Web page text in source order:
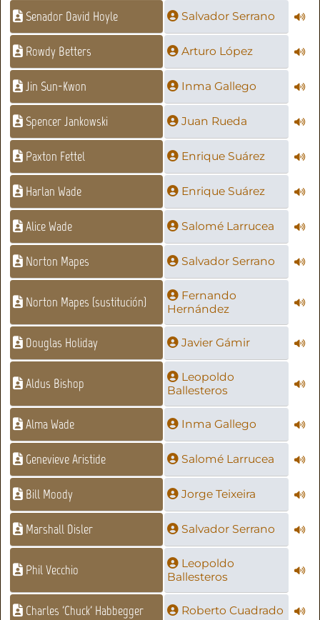
Senador David Hoyle Salvador Serrano
Rowdy Betters Arturo López
Jin Sun-Kwon Inma Gallego
Spencer Jankowski Juan Rueda
Paxton Fettel Enrique Suárez
Harlan Wade Enrique Suárez
Alice Wade Salomé Larrucea
Norton Mapes Salvador Serrano
Norton Mapes (sustitución)
Fernando
Hernández
Douglas Holiday Javier Gámir
Aldus Bishop
Leopoldo
Ballesteros
Alma Wade Inma Gallego
Genevieve Aristide Salomé Larrucea
Bill Moody Jorge Teixeira
Marshall Disler Salvador Serrano
Phil Vecchio
Leopoldo
Ballesteros
Charles 'Chuck' Habbegger Roberto Cuadrado